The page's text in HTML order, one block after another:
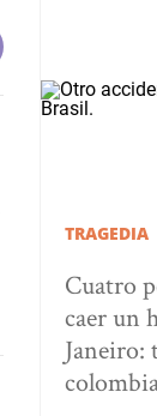
TRAGEDIA
Cuatro
caer un
Janeiro: